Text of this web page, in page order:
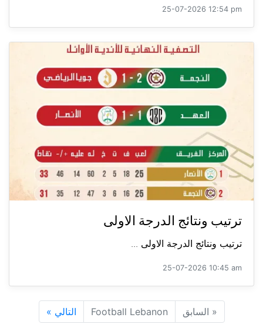
25-07-2026 12:54 pm
ترتيب ونتائج الدرجة الاولى
ترتيب ونتائج الدرجة الاولى ...
25-07-2026 10:45 am
« السابق Football Lebanon التالي »